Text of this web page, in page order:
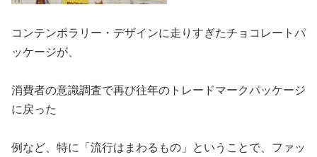
コンテンポラリー・デザインに走りすぎたチョコレートパ
ッケージが、
消費者の意識調査で再び往年のトレードマークパッケージ
に戻った
例など、特に「流行はまわるもの」ということで、ファッ